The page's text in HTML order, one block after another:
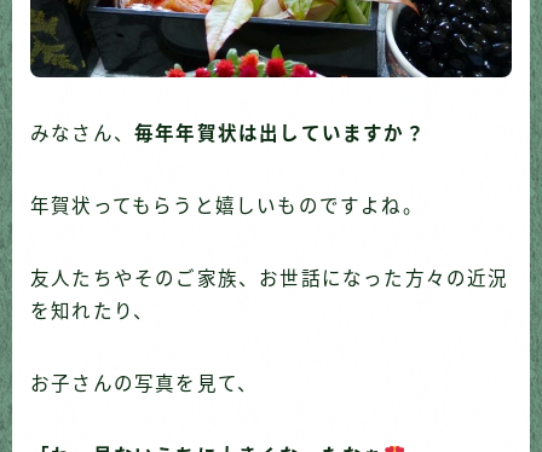
みなさん、 毎年年賀状は出していますか？
年賀状ってもらうと嬉しいものですよね。
友人たちやそのご家族、お世話になった方々の近況
を知れたり、
お子さんの写真を見て、